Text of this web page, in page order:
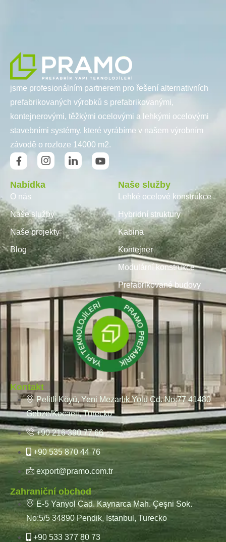
jsme profesionálním partnerem pro řešení alternativních
prefabrikovaných výrobků s prefabrikovanými,
kontejnerovými, těžkými ocelovými a lehkými ocelovými
stavebními systémy, které vyrábíme v našem výrobním
závodě o rozloze 14000 m2.
Nabídka
O nás
Naše služby
Naše projekty
Blog
Naše služby
Lehké ocelové konstrukce
Hybridní struktury
Kabina
Kontejner
Modulární konstrukce
Prefabrikované budovy
Kontakt
Pelitli Köyü, Yeni Mezarlık Yolu Cd. No:77 41480
Gebze/Kocaeli, Turecko
+90 216 390 77 66
+90 535 870 44 76
export@pramo.com.tr
Zahraniční obchod
E-5 Yanyol Cad. Kaynarca Mah. Çeşni Sok.
No:5/5 34890 Pendik, Istanbul, Turecko
+90 533 377 80 73